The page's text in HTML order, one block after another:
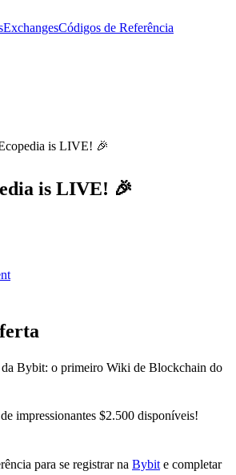
ExchangesCódigos de Referência
is LIVE! 🎉
is LIVE! 🎉
Bybit: o primeiro Wiki de Blockchain do
impressionantes $2.500 disponíveis!
para se registrar na Bybit e completar